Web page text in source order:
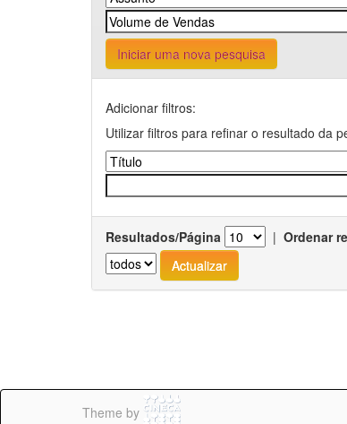
Iniciar uma nova pesquisa
Adicionar filtros:
Utilizar filtros para refinar o resultado da
Resultados/Página | Ordenar
Theme by